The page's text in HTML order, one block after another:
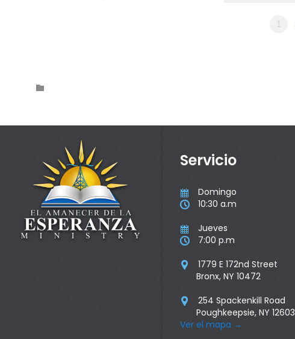
1

Servicio
 Domingo
 10:30 a.m
 Jueves
 7:00 p.m

1779 E 172nd Street
Bronx, NY 10472

254 Spackenkill Road
Poughkeepsie, NY 12603
Ver el mapa →